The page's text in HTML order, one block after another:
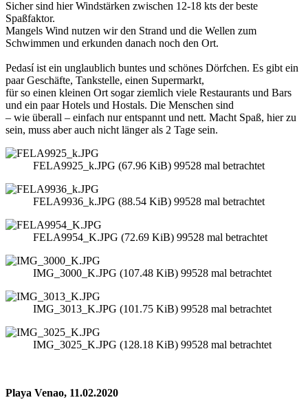
Sicher sind hier Windstärken zwischen 12-18 kts der beste
Spaßfaktor.
Mangels Wind nutzen wir den Strand und die Wellen zum
Schwimmen und erkunden danach noch den Ort.
Pedasí ist ein unglaublich buntes und schönes Dörfchen. Es gibt ein
paar Geschäfte, Tankstelle, einen Supermarkt,
für so einen kleinen Ort sogar ziemlich viele Restaurants und Bars
und ein paar Hotels und Hostals. Die Menschen sind
– wie überall – einfach nur entspannt und nett. Macht Spaß, hier zu
sein, muss aber auch nicht länger als 2 Tage sein.
FELA9925_k.JPG (67.96 KiB) 99528 mal betrachtet
FELA9936_k.JPG (88.54 KiB) 99528 mal betrachtet
FELA9954_K.JPG (72.69 KiB) 99528 mal betrachtet
IMG_3000_K.JPG (107.48 KiB) 99528 mal betrachtet
IMG_3013_K.JPG (101.75 KiB) 99528 mal betrachtet
IMG_3025_K.JPG (128.18 KiB) 99528 mal betrachtet
Playa Venao, 11.02.2020